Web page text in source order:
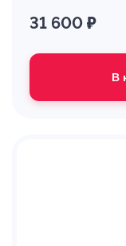
31 600 ₽
В